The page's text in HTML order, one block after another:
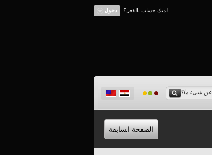
لديك حساب بالفعل؟ دخول
الصفحة السابقة